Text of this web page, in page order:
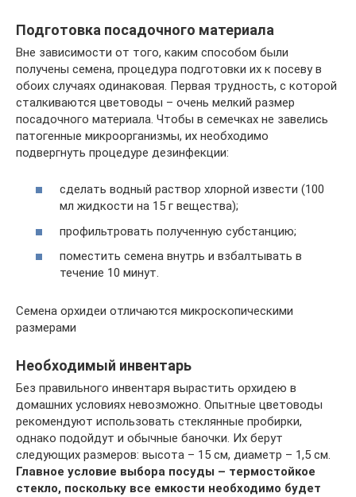
Подготовка посадочного материала
Вне зависимости от того, каким способом были
получены семена, процедура подготовки их к посеву в
обоих случаях одинаковая. Первая трудность, с которой
сталкиваются цветоводы – очень мелкий размер
посадочного материала. Чтобы в семечках не завелись
патогенные микроорганизмы, их необходимо
подвергнуть процедуре дезинфекции:
сделать водный раствор хлорной извести (100
мл жидкости на 15 г вещества);
профильтровать полученную субстанцию;
поместить семена внутрь и взбалтывать в
течение 10 минут.
Семена орхидеи отличаются микроскопическими
размерами
Необходимый инвентарь
Без правильного инвентаря вырастить орхидею в
домашних условиях невозможно. Опытные цветоводы
рекомендуют использовать стеклянные пробирки,
однако подойдут и обычные баночки. Их берут
следующих размеров: высота – 15 см, диаметр – 1,5 см.
Главное условие выбора посуды – термостойкое
стекло, поскольку все емкости необходимо будет